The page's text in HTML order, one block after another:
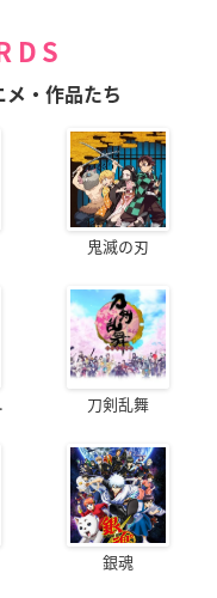
メ・作品たち
鬼滅の刃
刀剣乱舞
銀魂